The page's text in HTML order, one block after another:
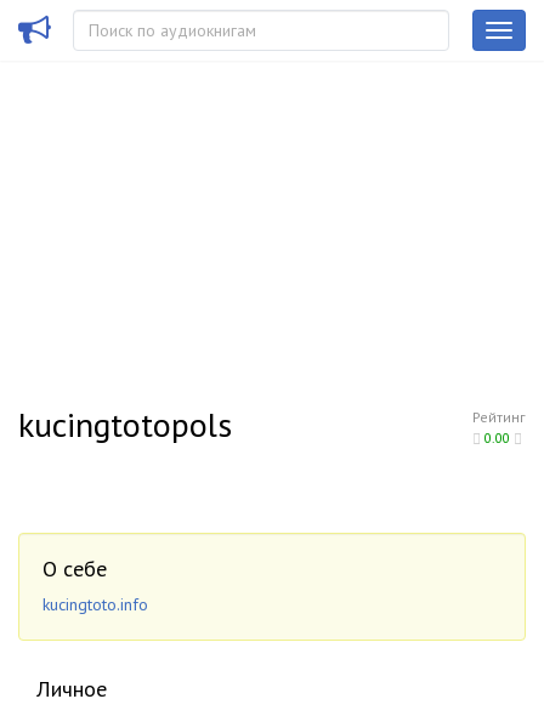
Рейтинг
0.00
kucingtotopols
О себе
kucingtoto.info
Личное